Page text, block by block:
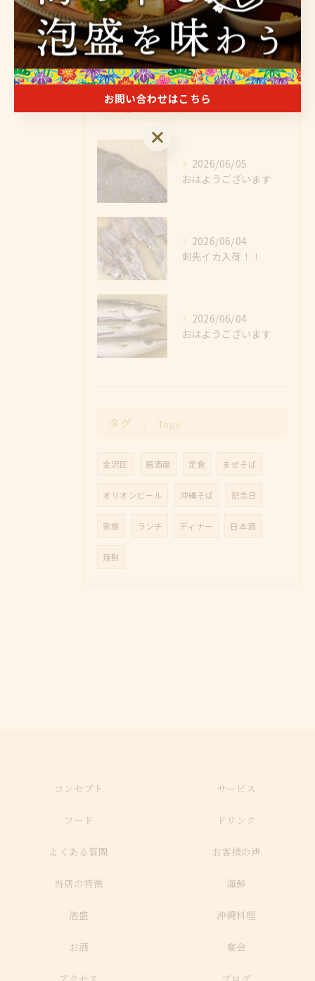
お酒
宴会
最近の投稿 Recent Posts
2026/06/05
おはようございます
2026/06/04
剣先イカ入荷！！
2026/06/04
おはようございます
タグ Tags
金沢区 居酒屋 定食 まぜそば
オリオンビール 沖縄そば 記念日
家族 ランチ ディナー 日本酒
焼酎
コンセプト サービス
フード ドリンク
よくある質問 お客様の声
当店の特徴 海鮮
泡盛 沖縄料理
お酒 宴会
アクセス ブログ
お問い合わせはこちら
お問い合わせはこちら